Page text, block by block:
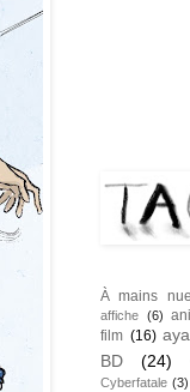
À mains
affiche (6)
film (16)
BD
(24)
Cyberfatale (3)